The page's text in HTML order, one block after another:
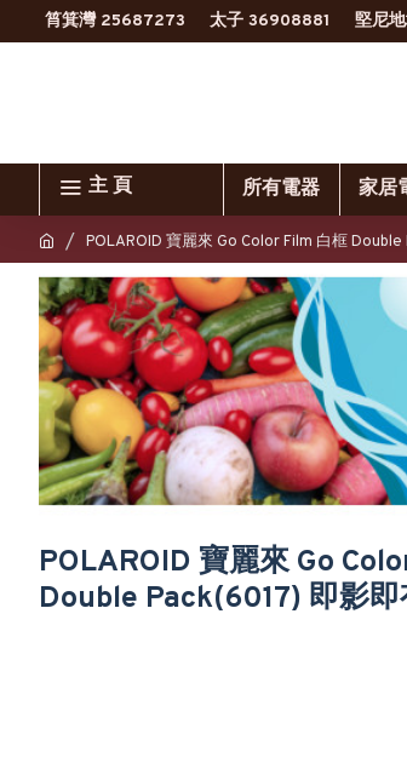
筲箕灣 25687273 太子 36908881 堅尼
主 頁 所有電器 家居
POLAROID 寶麗來 Go Color Film 白框
POLAROID 寶麗來 Go
Double Pack(6017) 即影